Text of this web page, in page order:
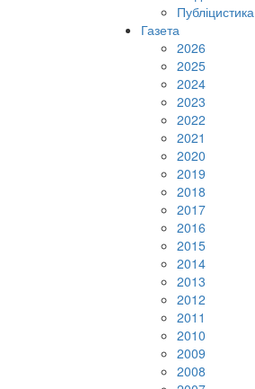
Публіцистика
Газета
2026
2025
2024
2023
2022
2021
2020
2019
2018
2017
2016
2015
2014
2013
2012
2011
2010
2009
2008